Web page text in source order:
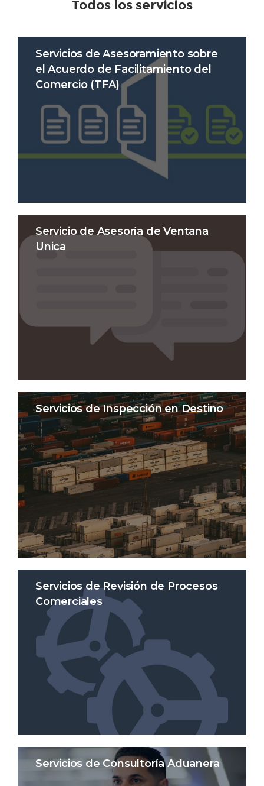
Todos los servicios
Servicios de Asesoramiento sobre
el Acuerdo de Facilitamiento del
Comercio (TFA)
Servicio de Asesoría de Ventana
Unica
Servicios de Inspección en Destino
Servicios de Revisión de Procesos
Comerciales
Servicios de Consultoría Aduanera